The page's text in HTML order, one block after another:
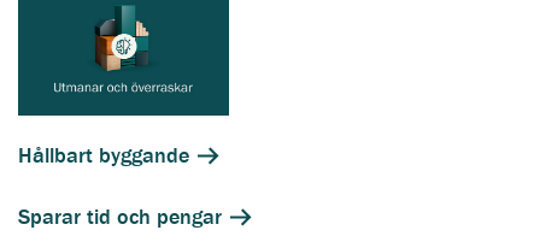
Hållbart byggande
Sparar tid och pengar